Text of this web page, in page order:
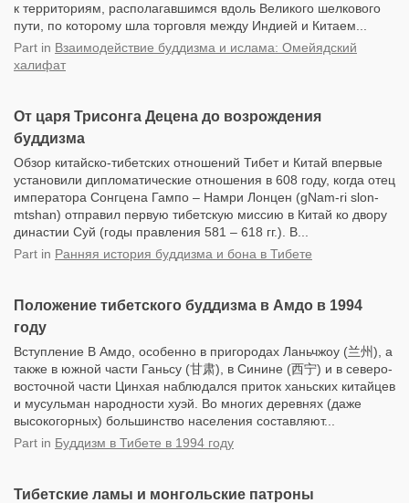
к территориям, располагавшимся вдоль Великого шелкового
пути, по которому шла торговля между Индией и Китаем...
Part in Взаимодействие буддизма и ислама: Омейядский
халифат
От царя Трисонга Децена до возрождения
буддизма
Обзор китайско-тибетских отношений Тибет и Китай впервые
установили дипломатические отношения в 608 году, когда отец
императора Сонгцена Гампо – Намри Лонцен (gNam-ri slon-
mtshan) отправил первую тибетскую миссию в Китай ко двору
династии Суй (годы правления 581 – 618 гг.). В...
Part in Ранняя история буддизма и бона в Тибете
Положение тибетского буддизма в Амдо в 1994
году
Вступление В Амдо, особенно в пригородах Ланьчжоу (兰州), а
также в южной части Ганьсу (甘肃), в Синине (西宁) и в северо-
восточной части Цинхая наблюдался приток ханьских китайцев
и мусульман народности хуэй. Во многих деревнях (даже
высокогорных) большинство населения составляют...
Part in Буддизм в Тибете в 1994 году
Тибетские ламы и монгольские патроны